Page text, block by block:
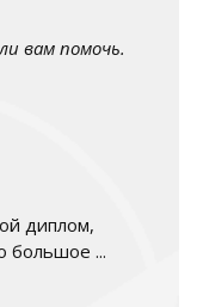
вам помочь.
диплом,
большое ...